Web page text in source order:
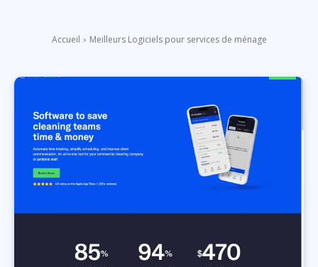
Accueil Meilleurs Logiciels pour services de ménage